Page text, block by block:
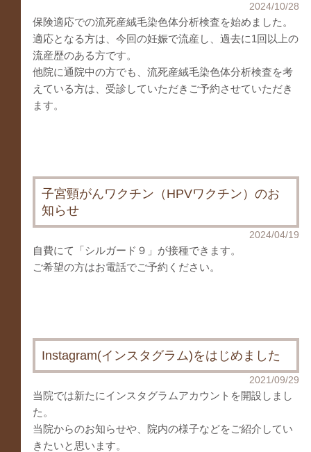
2024/10/28
保険適応での流死産絨毛染色体分析検査を始めました。
適応となる方は、今回の妊娠で流産し、過去に1回以上の
流産歴のある方です。
他院に通院中の方でも、流死産絨毛染色体分析検査を考
えている方は、受診していただきご予約させていただき
ます。
子宮頸がんワクチン（HPVワクチン）のお
知らせ
2024/04/19
自費にて「シルガード９」が接種できます。
ご希望の方はお電話でご予約ください。
Instagram(インスタグラム)をはじめました
2021/09/29
当院では新たにインスタグラムアカウントを開設しまし
た。
当院からのお知らせや、院内の様子などをご紹介してい
きたいと思います。